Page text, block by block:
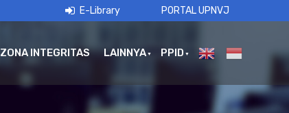
E-Library PORTAL UPNVJ
ZONA INTEGRITAS LAINNYA PPID